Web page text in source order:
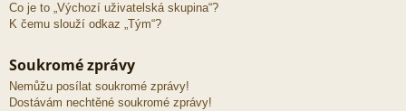
Co je to „Výchozí uživatelská skupina“?
K čemu slouží odkaz „Tým“?
Soukromé zprávy
Nemůžu posílat soukromé zprávy!
Dostávám nechtěné soukromé zprávy!